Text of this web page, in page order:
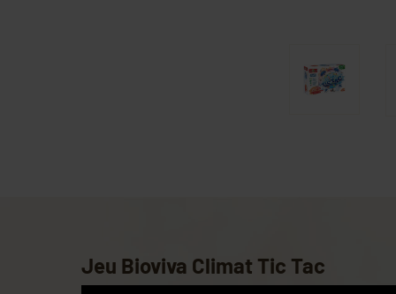
Jeu Bioviva Climat Tic Tac